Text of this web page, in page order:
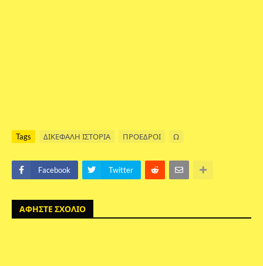
Tags ΔΙΚΕΦΑΛΗ ΙΣΤΟΡΙΑ ΠΡΟΕΔΡΟΙ Ω
Facebook Twitter
ΑΦΗΣΤΕ ΣΧΟΛΙΟ